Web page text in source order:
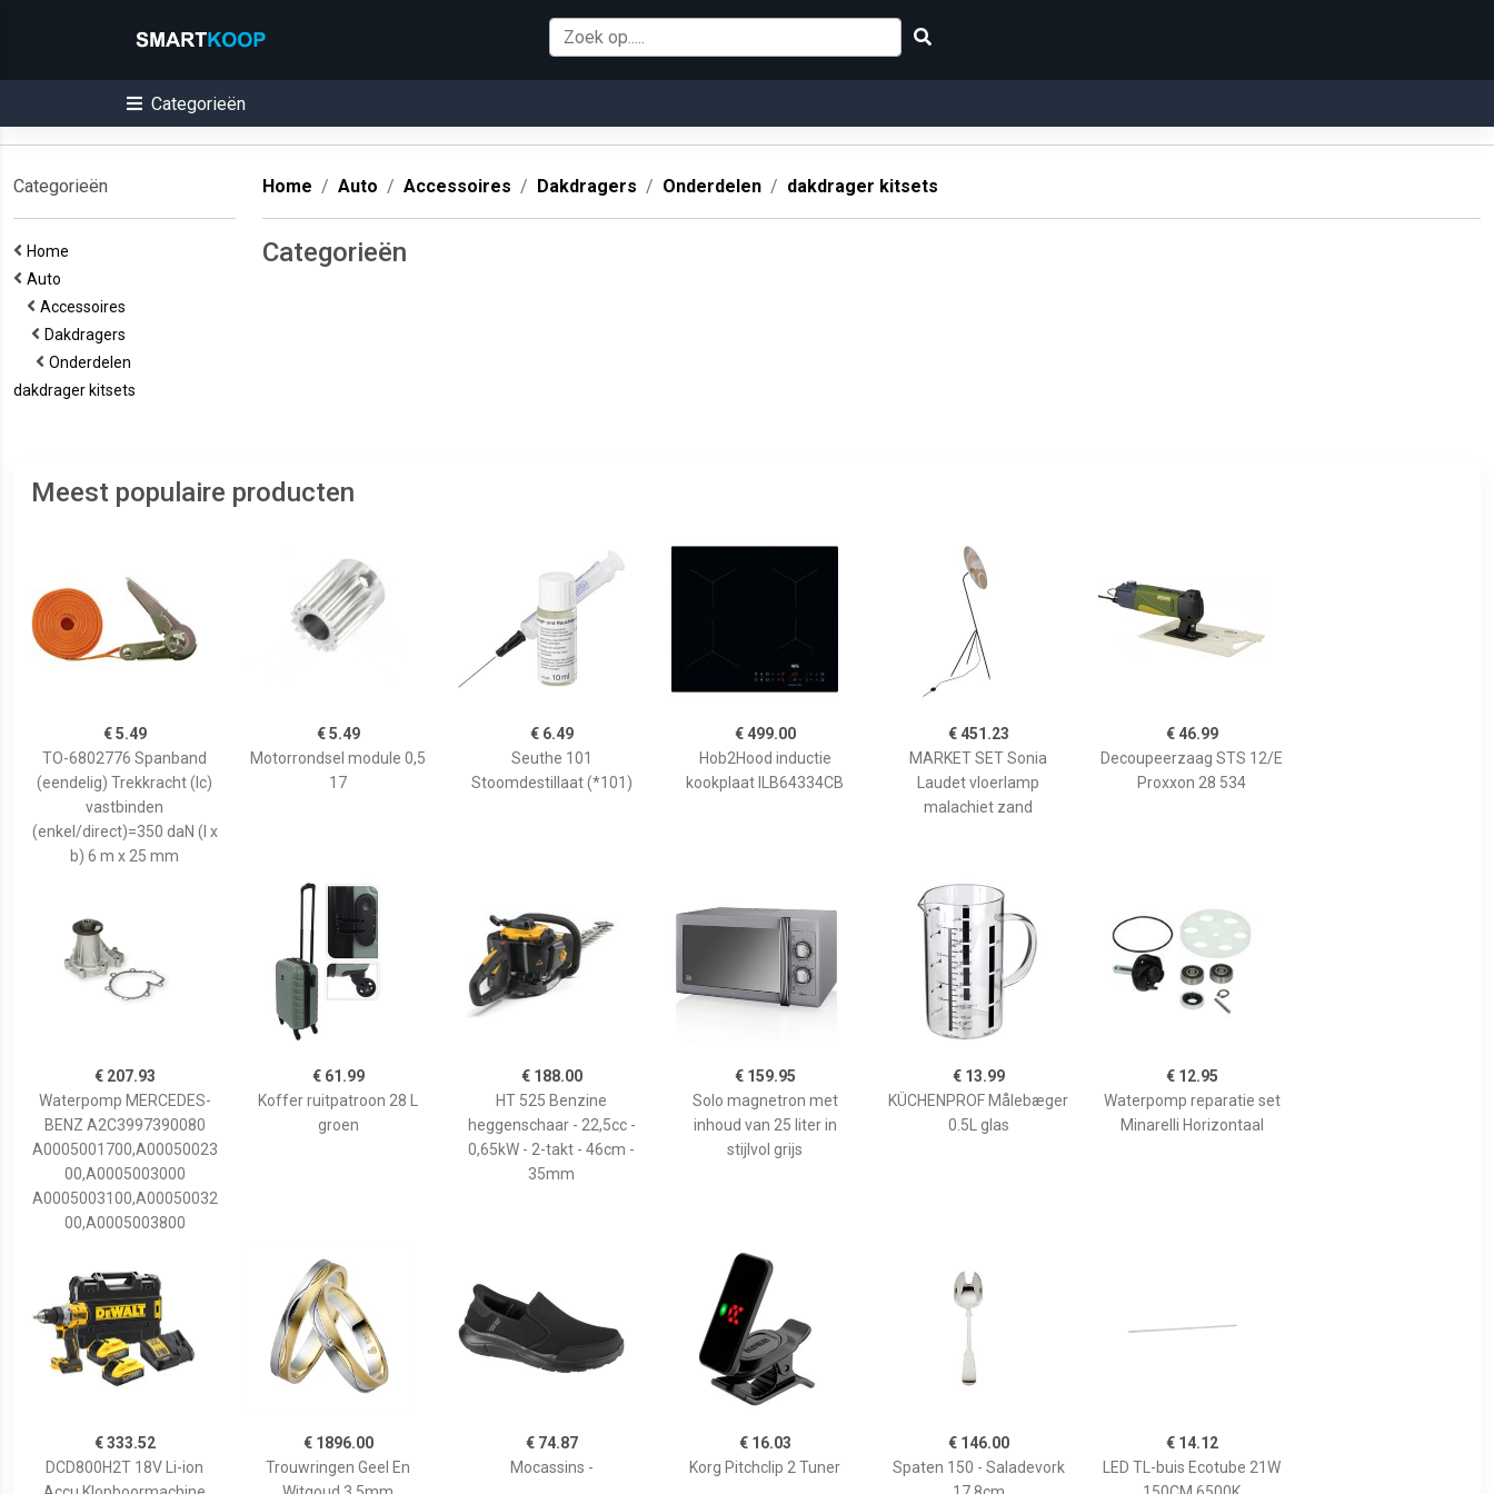
Categorieën
Categorieën
Home
Auto
Accessoires
Dakdragers
Onderdelen
dakdrager kitsets
Home Auto Accessoires Dakdragers Onderdelen dakdrager kitsets
Categorieën
Meest populaire producten
€ 5.49
TO-6802776 Spanband
(eendelig) Trekkracht (lc)
vastbinden
(enkel/direct)=350 daN (l x
b) 6 m x 25 mm
€ 5.49
Motorrondsel module 0,5
17
€ 6.49
Seuthe 101
Stoomdestillaat (*101)
€ 499.00
Hob2Hood inductie
kookplaat ILB64334CB
€ 451.23
MARKET SET Sonia
Laudet vloerlamp
malachiet zand
€ 46.99
Decoupeerzaag STS 12/E
Proxxon 28 534
€ 207.93
Waterpomp MERCEDES-
BENZ A2C3997390080
A0005001700,A00050023
00,A0005003000
A0005003100,A00050032
00,A0005003800
€ 61.99
Koffer ruitpatroon 28 L
groen
€ 188.00
HT 525 Benzine
heggenschaar - 22,5cc -
0,65kW - 2-takt - 46cm -
35mm
€ 159.95
Solo magnetron met
inhoud van 25 liter in
stijlvol grijs
€ 13.99
KÜCHENPROF Målebæger
0.5L glas
€ 12.95
Waterpomp reparatie set
Minarelli Horizontaal
€ 333.52
DCD800H2T 18V Li-ion
€ 1896.00
Trouwringen Geel En
€ 74.87
Mocassins -
€ 16.03
Korg Pitchclip 2 Tuner
€ 146.00
Spaten 150 - Saladevork
€ 14.12
LED TL-buis Ecotube 21W